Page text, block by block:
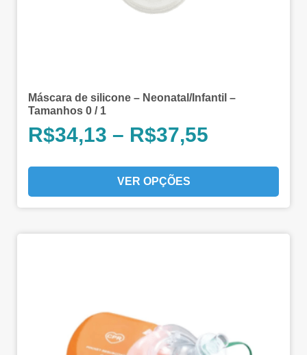
Máscara de silicone – Neonatal/Infantil –
Tamanhos 0 / 1
R$34,13 – R$37,55
VER OPÇÕES